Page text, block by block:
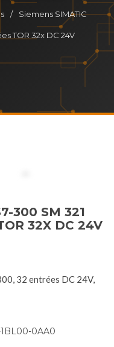
/ Siemens SIMATIC
TOR 32x DC 24V
300 SM 321
32X DC 24V
32 entrées DC 24V,
1BL00-0AA0